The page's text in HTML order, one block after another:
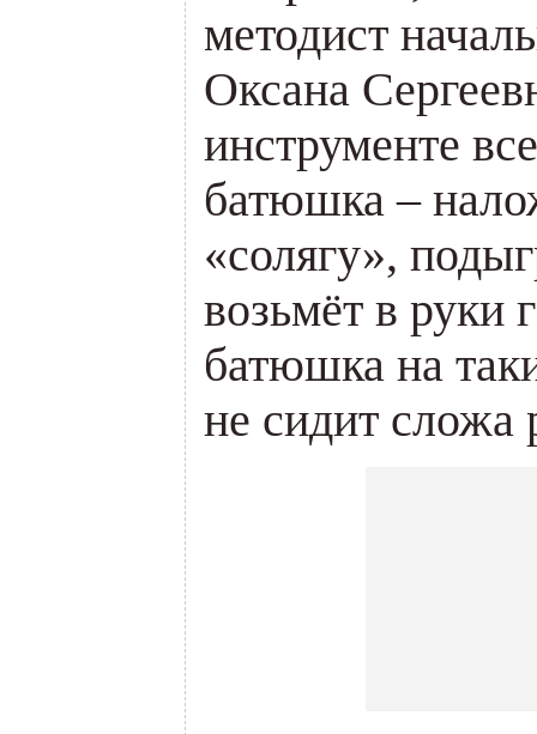
методист
Оксана
инструменте
батюшка –
«солягу»,
возьмёт в
батюшка на
не сидит сложа